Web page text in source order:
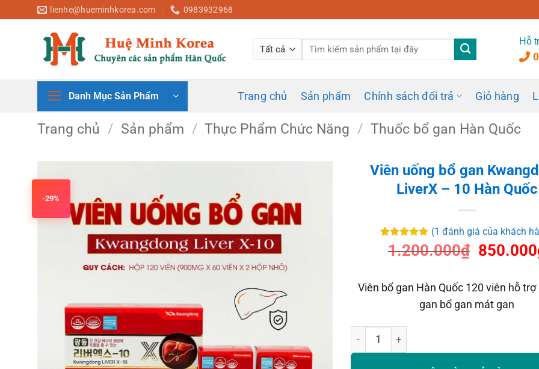
lienhe@hueminhkorea.com 0983932968
Tìm
Hỗ
Danh Mục Sản Phẩm Trang chủ Sản phẩm Chính sách đổi trả Giỏ hàng
Trang chủ / Sản phẩm / Thực Phẩm Chức Năng / Thuốc bổ gan Hàn Quốc
-29%
Viên uống bổ gan
LiverX – 10 Hàn Quốc
trên 5
dựa trên
(1 đánh giá của khách
1.200.000₫ Giá
là:
850.000
Viên bổ gan Hàn Quốc 120 viên hỗ
gan bổ gan mát gan
Viên uống bổ gan Kwangdong LiverX - 10